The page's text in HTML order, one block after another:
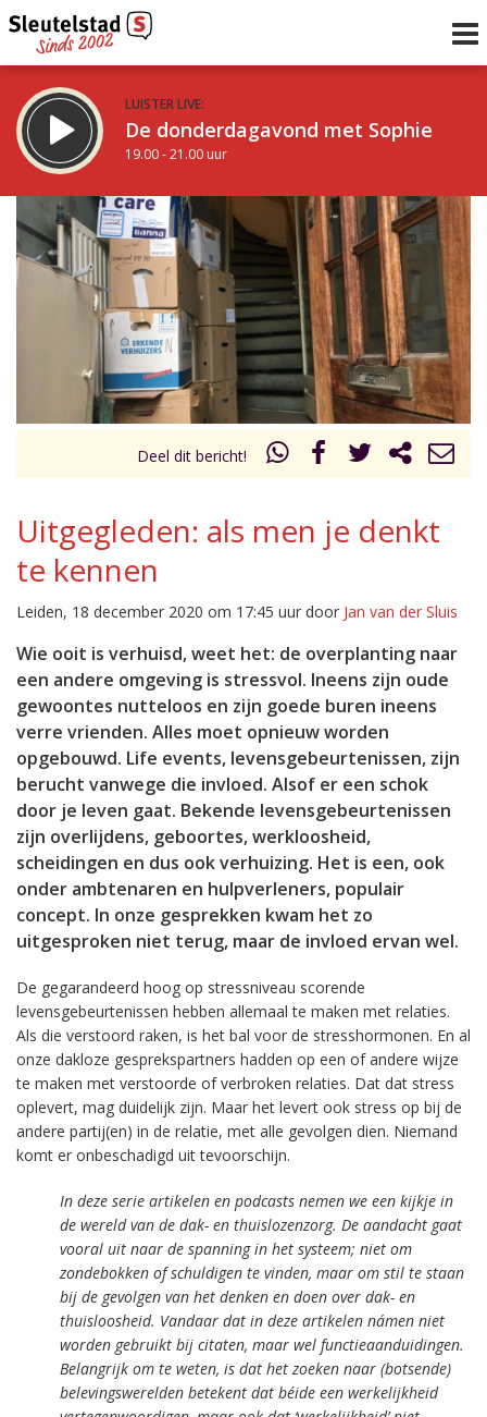
LUISTER LIVE:
De donderdagavond met Sophie
19.00 - 21.00 uur
STRAKS:
De avond van Sleutelstad
21.00 - 0.00 uur
Vorig uur
uur 1 van 0 Volgend uur
Deel dit bericht!
Uitgegleden: als men je denkt
te kennen
Leiden, 18 december 2020 om 17:45 uur door Jan van der Sluis
Wie ooit is verhuisd, weet het: de overplanting naar
een andere omgeving is stressvol. Ineens zijn oude
gewoontes nutteloos en zijn goede buren ineens
verre vrienden. Alles moet opnieuw worden
opgebouwd. Life events, levensgebeurtenissen, zijn
berucht vanwege die invloed. Alsof er een schok
door je leven gaat. Bekende levensgebeurtenissen
zijn overlijdens, geboortes, werkloosheid,
scheidingen en dus ook verhuizing. Het is een, ook
onder ambtenaren en hulpverleners, populair
concept. In onze gesprekken kwam het zo
uitgesproken niet terug, maar de invloed ervan wel.
De gegarandeerd hoog op stressniveau scorende
levensgebeurtenissen hebben allemaal te maken met relaties.
Als die verstoord raken, is het bal voor de stresshormonen. En al
onze dakloze gesprekspartners hadden op een of andere wijze
te maken met verstoorde of verbroken relaties. Dat dat stress
oplevert, mag duidelijk zijn. Maar het levert ook stress op bij de
andere partij(en) in de relatie, met alle gevolgen dien. Niemand
komt er onbeschadigd uit tevoorschijn.
In deze serie artikelen en podcasts nemen we een kijkje in
de wereld van de dak- en thuislozenzorg. De aandacht gaat
vooral uit naar de spanning in het systeem; niet om
zondebokken of schuldigen te vinden, maar om stil te staan
bij de gevolgen van het denken en doen over dak- en
thuisloosheid. Vandaar dat in deze artikelen námen niet
worden gebruikt bij citaten, maar wel functieaanduidingen.
Belangrijk om te weten, is dat het zoeken naar (botsende)
belevingswerelden betekent dat béide een werkelijkheid